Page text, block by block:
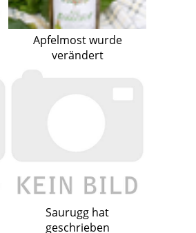
Apfelmost wurde
verändert
Saurugg hat
geschrieben